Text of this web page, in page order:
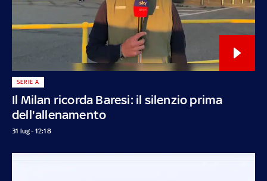
Il Milan ricorda Baresi: il silenzio prima
dell'allenamento
SERIE A
31 lug - 12:18